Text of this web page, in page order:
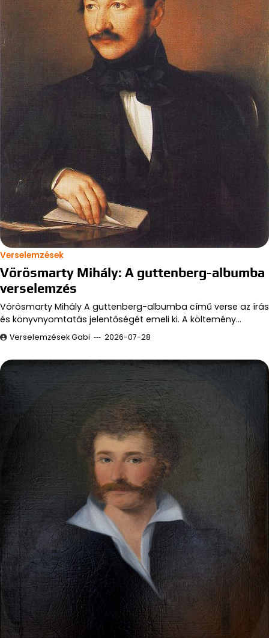
Verselemzések
Vörösmarty Mihály: A guttenberg-albumba
verselemzés
Vörösmarty Mihály A guttenberg-albumba című verse az írás
és könyvnyomtatás jelentőségét emeli ki. A költemény…
Verselemzések Gabi 2026-07-28